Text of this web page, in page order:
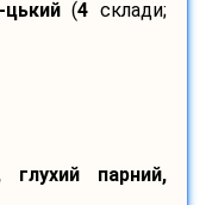
цький(4 склади;
парний,